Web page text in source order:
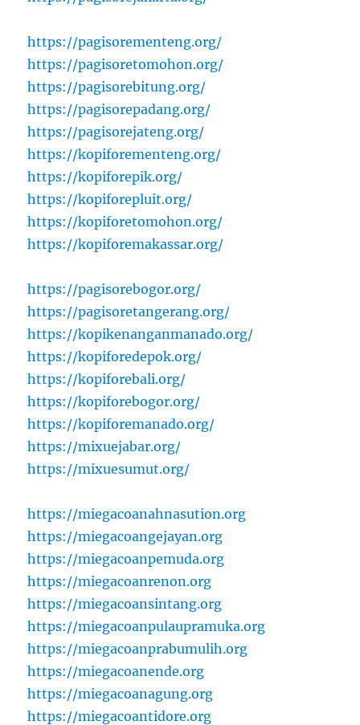
https://pagisorementeng.org/
https://pagisoretomohon.org/
https://pagisorebitung.org/
https://pagisorepadang.org/
https://pagisorejateng.org/
https://kopiforementeng.org/
https://kopiforepik.org/
https://kopiforepluit.org/
https://kopiforetomohon.org/
https://kopiforemakassar.org/
https://pagisorebogor.org/
https://pagisoretangerang.org/
https://kopikenanganmanado.org/
https://kopiforedepok.org/
https://kopiforebali.org/
https://kopiforebogor.org/
https://kopiforemanado.org/
https://mixuejabar.org/
https://mixuesumut.org/
https://miegacoanahnasution.org
https://miegacoangejayan.org
https://miegacoanpemuda.org
https://miegacoanrenon.org
https://miegacoansintang.org
https://miegacoanpulaupramuka.org
https://miegacoanprabumulih.org
https://miegacoanende.org
https://miegacoanagung.org
https://miegacoantidore.org